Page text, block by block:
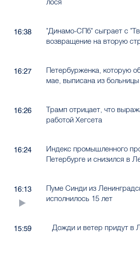
Петербурженка, которую
Трамп отрицает, что
Индекс промышленного
Пуме Синди из
15:59